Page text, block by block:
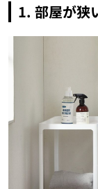
1. 部屋が狭